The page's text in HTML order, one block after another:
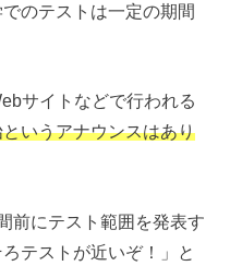
のテストは一定の期間
サイトなどで行われる
いうアナウンスはあり
前にテスト範囲を発表す
テストが近いぞ！」と